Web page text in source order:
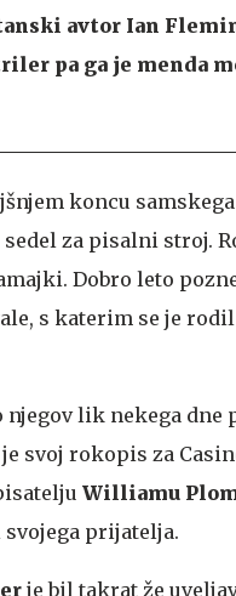
avtor Ian
pa ga je menda
koncu
za pisalni stroj.
Dobro leto
s katerim se je
lik nekega dne
svoj rokopis za
Williamu
prijatelja.
je bil takrat že